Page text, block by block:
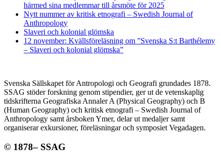
härmed sina medlemmar till årsmöte för 2025
Nytt nummer av kritisk etnografi – Swedish Journal of
Anthropology
Slaveri och kolonial glömska
12 november: Kvällsföreläsning om ”Svenska S:t Barthélemy
– Slaveri och kolonial glömska”
Svenska Sällskapet för Antropologi och Geografi grundades 1878.
SSAG stöder forskning genom stipendier, ger ut de vetenskaplig
tidskrifterna Geografiska Annaler A (Physical Geography) och B
(Human Geography) och kritisk etnografi – Swedish Journal of
Anthropology samt årsboken Ymer, delar ut medaljer samt
organiserar exkursioner, föreläsningar och symposiet Vegadagen.
© 1878– SSAG